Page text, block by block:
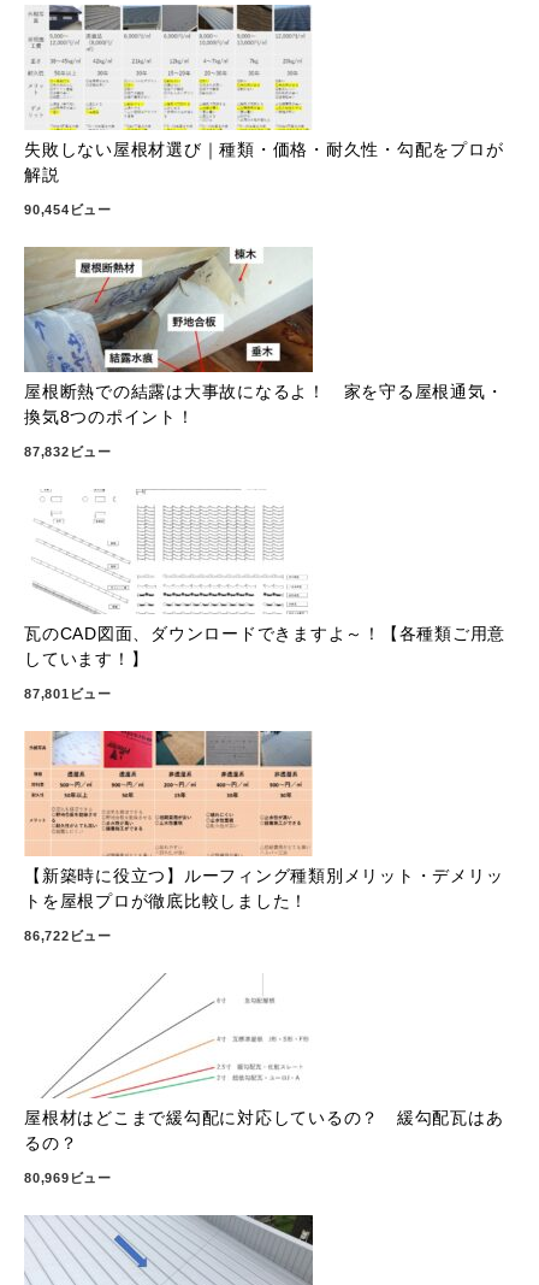
失敗しない屋根材選び｜種類・価格・耐久性・勾配をプロが
解説
90,454ビュー
屋根断熱での結露は大事故になるよ！ 家を守る屋根通気・
換気8つのポイント！
87,832ビュー
瓦のCAD図面、ダウンロードできますよ～！【各種類ご用意
しています！】
87,801ビュー
【新築時に役立つ】ルーフィング種類別メリット・デメリッ
トを屋根プロが徹底比較しました！
86,722ビュー
屋根材はどこまで緩勾配に対応しているの？ 緩勾配瓦はあ
るの？
80,969ビュー